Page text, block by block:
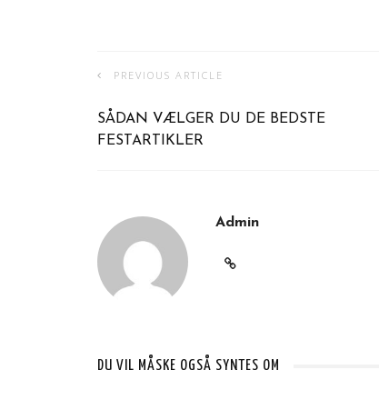
PREVIOUS ARTICLE
SÅDAN VÆLGER DU DE BEDSTE
FESTARTIKLER
Admin
DU VIL MÅSKE OGSÅ SYNTES OM